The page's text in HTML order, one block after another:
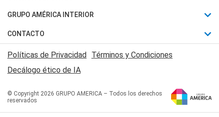
Judiciales
Economia
Motores
Trucos caseros
Series y Películas
Edictos y Solicitadas
Fútbol
Mundial
Automovilismo
Rugby
Básquet
GRUPO AMÉRICA INTERIOR
Canal 7 en Vivo
San Juan 8
CONTACTO
Acerca de Nosotros
Contactanos
Políticas de Privacidad Términos y Condiciones
Decálogo ético de IA
© Copyright 2026 GRUPO AMERICA – Todos los derechos
reservados